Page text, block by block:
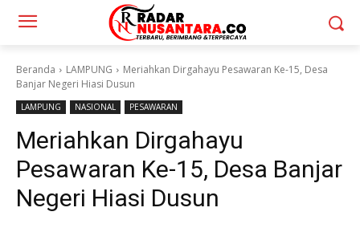
Beranda LAMPUNG
Meriahkan Dirgahayu Pesawaran Ke-15, Desa
Banjar Negeri Hiasi Dusun
LAMPUNG NASIONAL PESAWARAN
Meriahkan Dirgahayu
Pesawaran Ke-15, Desa Banjar
Negeri Hiasi Dusun